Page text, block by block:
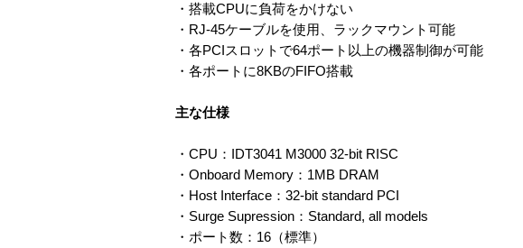
・搭載CPUに負荷をかけない
・RJ-45ケーブルを使用、ラックマウント可能
・各PCIスロットで64ポート以上の機器制御が可能
・各ポートに8KBのFIFO搭載
主な仕様
・CPU：IDT3041 M3000 32-bit RISC
・Onboard Memory：1MB DRAM
・Host Interface：32-bit standard PCI
・Surge Supression：Standard, all models
・ポート数：16（標準）